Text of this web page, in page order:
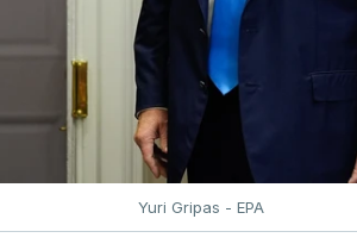
Yuri Gripas - EPA